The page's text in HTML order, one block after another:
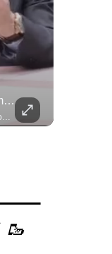
🎥 ¿Nos Hace Falta Más Empatía Como Sociedad?
🎥 ¿Nos hace falta más empatía como sociedad? El abogado Jaime Ramírez Ortega comparte una reflexión sobre la importancia de ser más empáticos con quienes atraviesan momentos difíciles y cómo pequeñas acciones pueden marcar una gran diferencia en la vida de otras personas. Lee más ➡️ eldiariodehoy.com
🥾